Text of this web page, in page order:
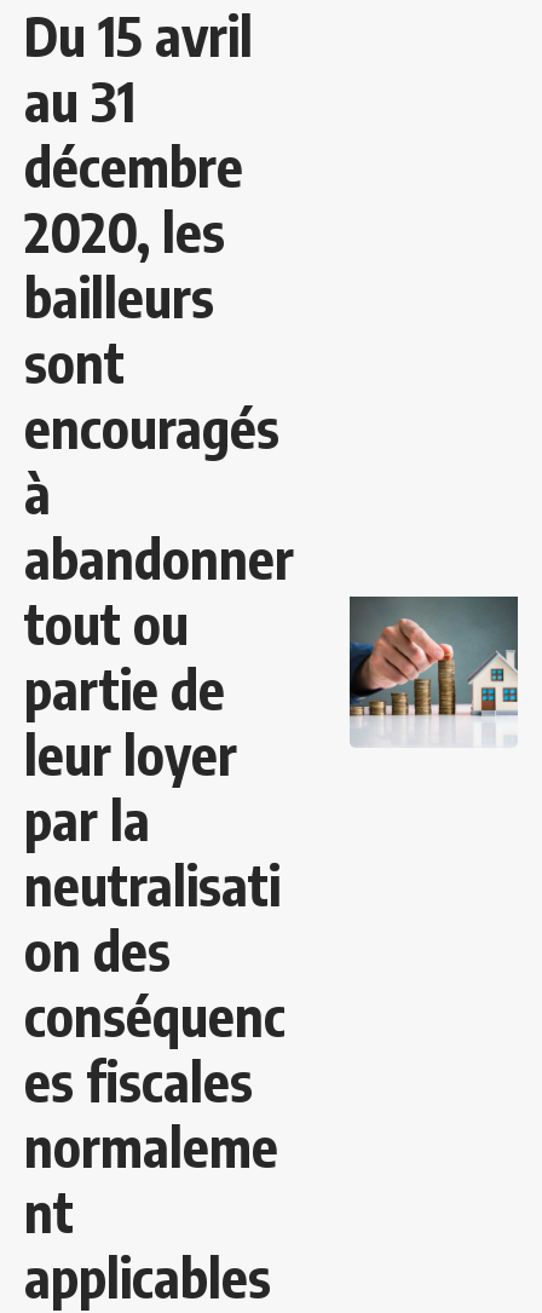
Du 15 avril
au 31
décembre
2020, les
bailleurs
sont
encouragés
à
abandonner
tout ou
partie de
leur loyer
par la
neutralisati
on des
conséquenc
es fiscales
normaleme
nt
applicables